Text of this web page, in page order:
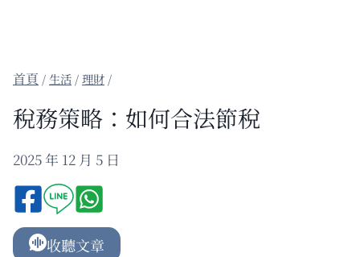
/生活 /理財 /
稅務策略：如何合法節稅
2025 年 12 月 5 日
收聽文章